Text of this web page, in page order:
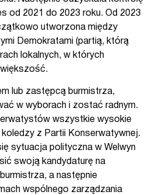
od 2021 do 2023 roku. Od 2023
utworzona między
Demokratami (partią, którą
lokalnych, w których
lub zastępcą burmistrza,
w wyborach i zostać radnym.
wszystkie wysokie
z Partii Konserwatywnej.
sytuacja polityczna w Welwyn
swoją kandydaturę na
a następnie
wspólnego zarządzania